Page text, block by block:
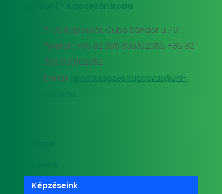
Központ - Kaposvári iroda
7400 Kaposvár, Guba Sándor u. 40.
Telefon: +36 82 505 800/02656, +36 82
505 800/02652
E-mail:
felnottkepzes.kaposvar@uni-
Képzéseink